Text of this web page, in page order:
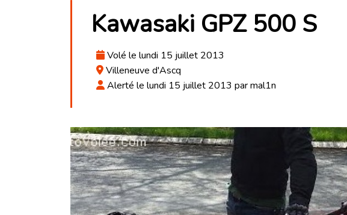
Kawasaki GPZ 500 S
Volé le lundi 15 juillet 2013
Villeneuve d'Ascq
Alerté le lundi 15 juillet 2013 par mal1n